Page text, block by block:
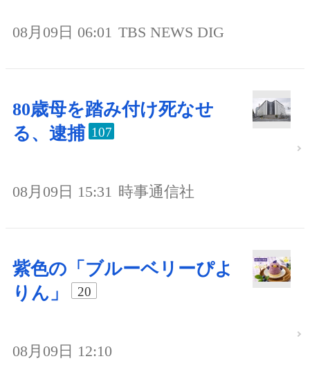
08月09日 06:01 TBS NEWS DIG
80歳母を踏み付け死なせ
る、逮捕 107
08月09日 15:31 時事通信社
紫色の「ブルーベリーぴよ
りん」
20
08月09日 12:10